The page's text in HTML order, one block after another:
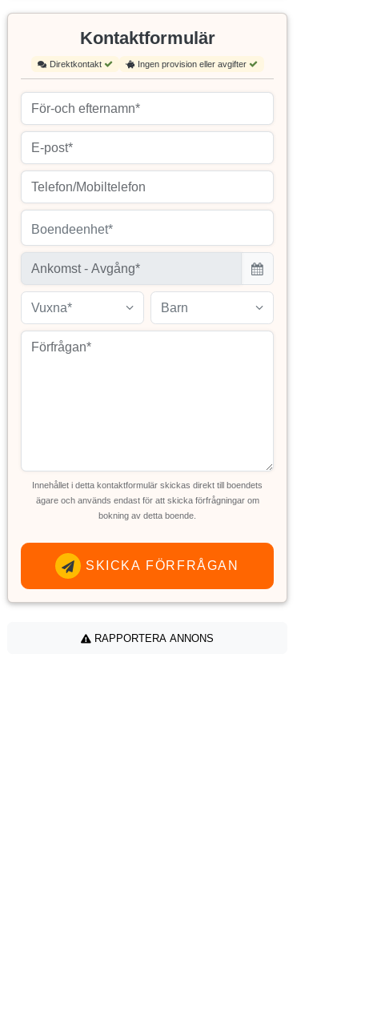
Kontaktformulär
Direktkontakt Ingen provision eller avgifter
Boendeenhet*
Vuxna* Barn
Innehållet i detta kontaktformulär skickas direkt till boendets
ägare och används endast för att skicka förfrågningar om
bokning av detta boende.
SKICKA FÖRFRÅGAN
RAPPORTERA ANNONS